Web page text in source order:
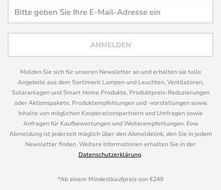
ANMELDEN
Melden Sie sich für unseren Newsletter an und erhalten sie tolle
Angebote aus dem Sortiment Lampen und Leuchten, Ventilatoren,
Solaranlagen und Smart Home Produkte, Produktpreis-Reduzierungen
oder Aktionspakete, Produktempfehlungen und -vorstellungen sowie
Inhalte von möglichen Kooperationspartnern und Umfragen sowie
Anfragen für Kaufbewertungen und Weiterempfehlungen. Eine
Abmeldung ist jederzeit möglich über den Abmeldelink, den Sie in jedem
Newsletter finden. Weitere Informationen erhalten Sie in der
Datenschutzerklärung.
*Ab einem Mindestkaufpreis von €249